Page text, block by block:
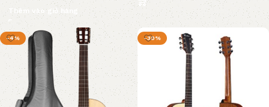
Thêm vào giỏ hàng
-4% -30%